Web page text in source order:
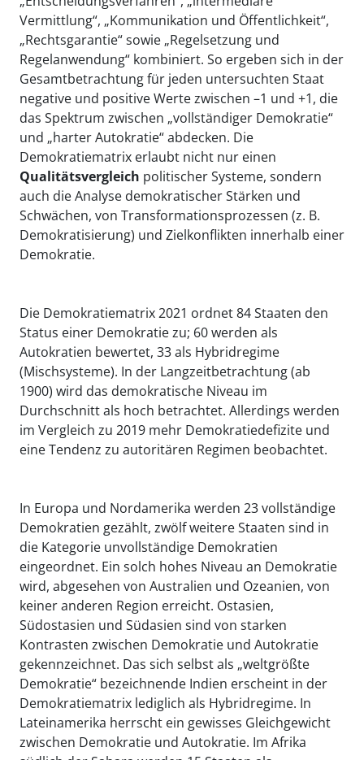
Vermittlung“, „Kommunikation und Öffentlichkeit“,
„Rechtsgarantie“ sowie „Regelsetzung und
Regelanwendung“ kombiniert. So ergeben sich in der
Gesamtbetrachtung für jeden untersuchten Staat
negative und positive Werte zwischen –1 und +1, die
das Spektrum zwischen „vollständiger Demokratie“
und „harter Autokratie“ abdecken. Die
Demokratiematrix erlaubt nicht nur einen
Qualitätsvergleich politischer Systeme, sondern
auch die Analyse demokratischer Stärken und
Schwächen, von Transformationsprozessen (z. B.
Demokratisierung) und Zielkonflikten innerhalb einer
Demokratie.
Die Demokratiematrix 2021 ordnet 84 Staaten den
Status einer Demokratie zu; 60 werden als
Autokratien bewertet, 33 als Hybridregime
(Mischsysteme). In der Langzeitbetrachtung (ab
1900) wird das demokratische Niveau im
Durchschnitt als hoch betrachtet. Allerdings werden
im Vergleich zu 2019 mehr Demokratiedefizite und
eine Tendenz zu autoritären Regimen beobachtet.
In Europa und Nordamerika werden 23 vollständige
Demokratien gezählt, zwölf weitere Staaten sind in
die Kategorie unvollständige Demokratien
eingeordnet. Ein solch hohes Niveau an Demokratie
wird, abgesehen von Australien und Ozeanien, von
keiner anderen Region erreicht. Ostasien,
Südostasien und Südasien sind von starken
Kontrasten zwischen Demokratie und Autokratie
gekennzeichnet. Das sich selbst als „weltgrößte
Demokratie“ bezeichnende Indien erscheint in der
Demokratiematrix lediglich als Hybridregime. In
Lateinamerika herrscht ein gewisses Gleichgewicht
zwischen Demokratie und Autokratie. Im Afrika